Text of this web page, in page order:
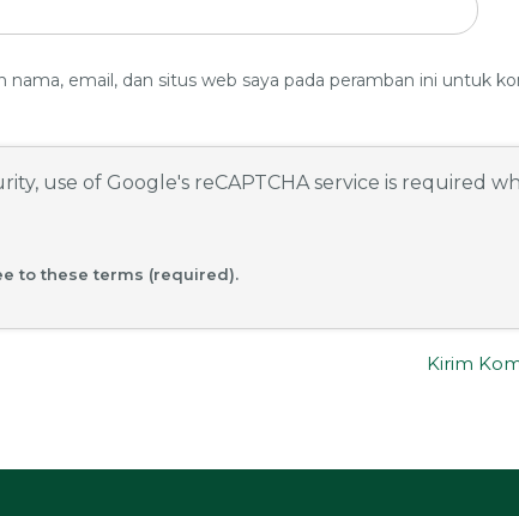
nama, email, dan situs web saya pada peramban ini untuk
use of Google's reCAPTCHA service is required
to these terms (required).